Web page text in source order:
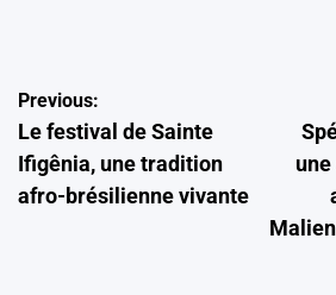
Navigation
de
l’article
Previous:
Le festival de Sainte
Ifigênia, une tradition
afro-brésilienne vivante